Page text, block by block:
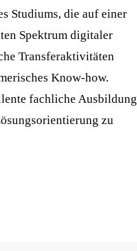
Studiums, die auf einer
Spektrum digitaler
Transferaktivitäten
Know-how.
fachliche Ausbildung
zu